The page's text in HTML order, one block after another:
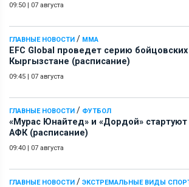
09:50 | 07 августа
ГЛАВНЫЕ НОВОСТИ / ММА
EFC Global проведет серию
Кыргызстане (расписание)
09:45 | 07 августа
ГЛАВНЫЕ НОВОСТИ / ФУТБОЛ
«Мурас Юнайтед» и «Дордой»
АФК (расписание)
09:40 | 07 августа
ГЛАВНЫЕ НОВОСТИ / ЭКСТРЕМАЛЬНЫЕ ВИДЫ